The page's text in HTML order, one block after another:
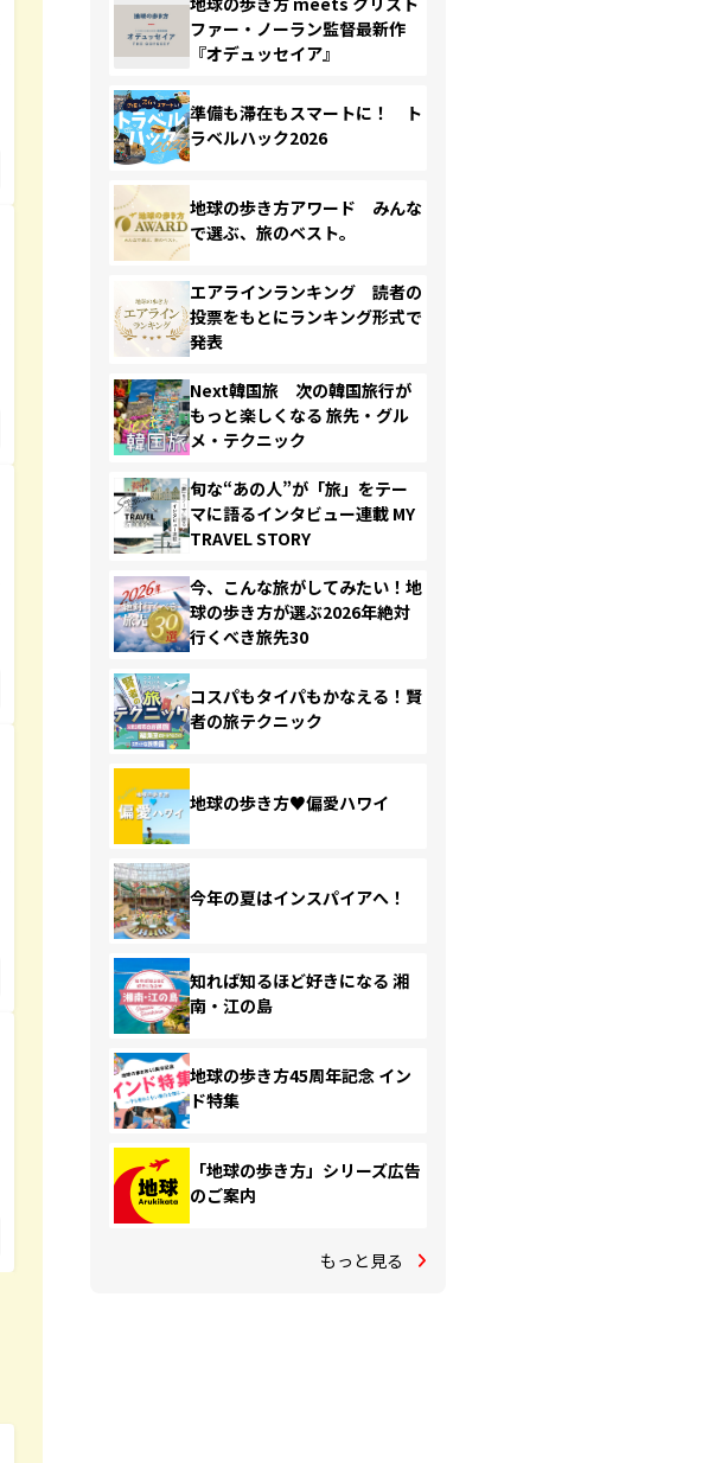
ファー・ノーラン監督最新作
『オデュッセイア』
準備も滞在もスマートに！ ト
ラベルハック2026
地球の歩き方アワード みんな
で選ぶ、旅のベスト。
エアラインランキング 読者の
投票をもとにランキング形式で
発表
Next韓国旅 次の韓国旅行が
もっと楽しくなる 旅先・グル
メ・テクニック
旬な“あの人”が「旅」をテー
マに語るインタビュー連載 MY
TRAVEL STORY
今、こんな旅がしてみたい！地
球の歩き方が選ぶ2026年絶対
行くべき旅先30
コスパもタイパもかなえる！賢
者の旅テクニック
地球の歩き方♥偏愛ハワイ
今年の夏はインスパイアへ！
知れば知るほど好きになる 湘
南・江の島
地球の歩き方45周年記念 イン
ド特集
「地球の歩き方」シリーズ広告
のご案内
もっと見る